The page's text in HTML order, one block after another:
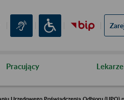
Pracujący Lekarze